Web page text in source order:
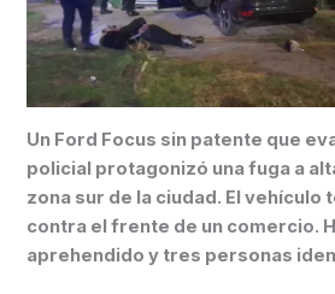
Un Ford Focus sin patente que
policial protagonizó una fuga a
zona sur de la ciudad. El vehículo
contra el frente de un comercio.
aprehendido y tres personas